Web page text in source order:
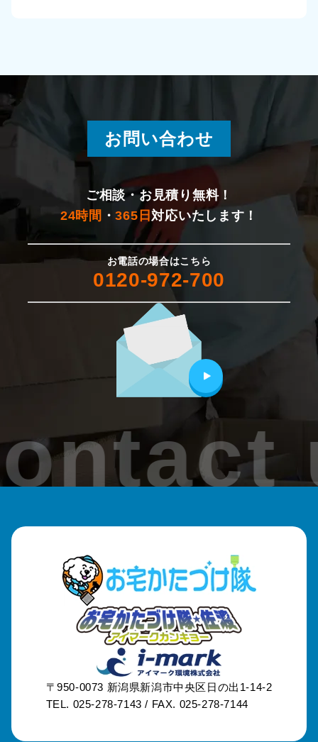
お問い合わせ
ご相談・お見積り無料！
24時間 ・365日対応いたします！
お電話の場合はこちら
0120-972-700
〒950-0073 新潟県新潟市中央区日の出1-14-2
TEL. 025-278-7143 / FAX. 025-278-7144